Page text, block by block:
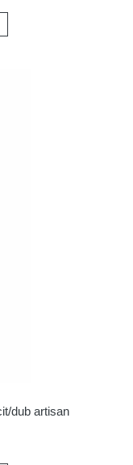
dub artisan